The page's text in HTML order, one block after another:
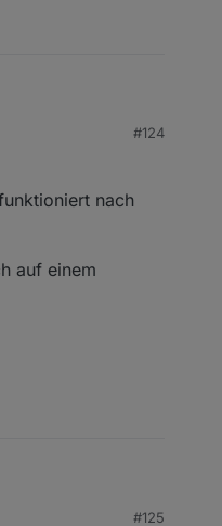
#124
nach
auf einem
#125